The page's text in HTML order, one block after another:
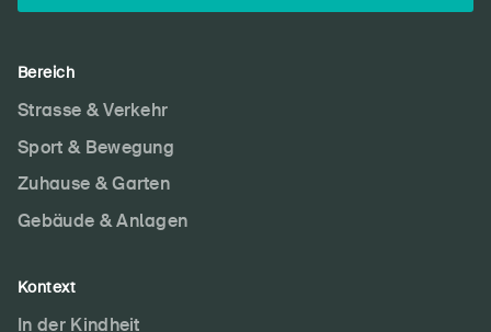
Bereich
Strasse & Verkehr
Sport & Bewegung
Zuhause & Garten
Gebäude & Anlagen
Kontext
In der Kindheit